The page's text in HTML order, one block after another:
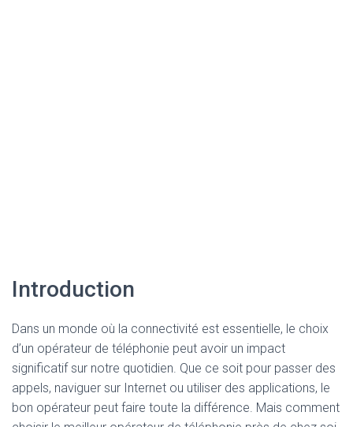
Introduction
Dans un monde où la connectivité est essentielle, le choix
d’un opérateur de téléphonie peut avoir un impact
significatif sur notre quotidien. Que ce soit pour passer des
appels, naviguer sur Internet ou utiliser des applications, le
bon opérateur peut faire toute la différence. Mais comment